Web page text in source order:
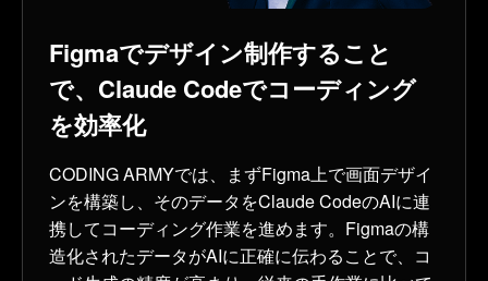
Figmaでデザイン制作すること
で、Claude Codeでコーディング
を効率化
CODING ARMYでは、まずFigma上で画面デザイ
ンを構築し、そのデータをClaude CodeのAIに連
携してコーディング作業を進めます。Figmaの構
造化されたデータがAIに正確に伝わることで、コ